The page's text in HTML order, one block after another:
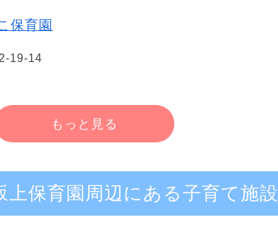
保育園
19-14
もっと見る
上保育園周辺にある子育て施設